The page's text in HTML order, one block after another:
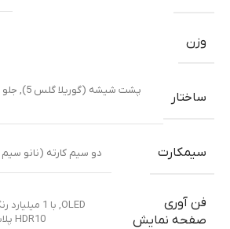
وزن
ساختار پشت شیشه (گوریلا گلس 5) ,
سیمکارت دو سیم کارته (نانو سیم
فن آوری
صفحه نمایش
HDR10 پلاس+, 1250 nits (peak)